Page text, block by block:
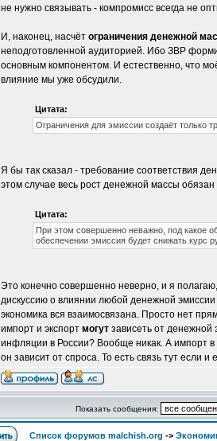
не нужно связывать - компромисс всегда не
И, наконец, насчёт ограничения денежной
неподготовленной аудиторией. Ибо ЗВР
основным компонентом. И естественно, что
влияние мы уже обсудили.
Цитата:
Ограничения для эмиссии создаёт только
Я бы так сказал - требование соответствия
этом случае весь рост денежной массы
Цитата:
При этом совершенно неважно, под какое
обеспечении эмиссия будет снижать курс
Это конечно совершенно неверно, и я
дискуссию о влиянии любой денежной
экономика вся взаимосвязана. Просто нет
импорт и экспорт могут зависеть от денежной
инфляции в России? Вообще никак. А импорт
он зависит от спроса. То есть связь тут если и
Показать сообщения:
Список форумов malchish.org ->